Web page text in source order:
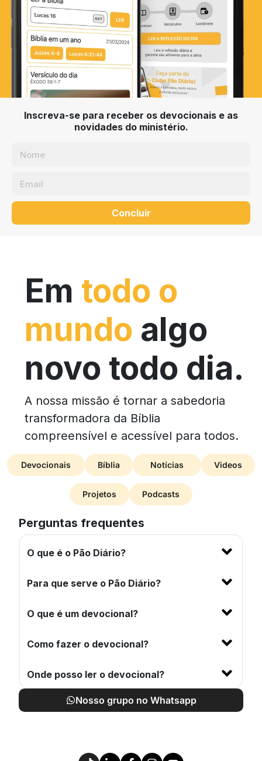
Inscreva-se para receber os devocionais e as
novidades do ministério.
Concluir
Em todo o
mundo algo
novo todo dia.
A nossa missão é tornar a sabedoria
transformadora da Bíblia
compreensível e acessível para todos.
Devocionais Bíblia Notícias Videos
Projetos Podcasts
Perguntas frequentes
O que é o Pão Diário?
Para que serve o Pão Diário?
O que é um devocional?
Como fazer o devocional?
Onde posso ler o devocional?
Nosso grupo no Whatsapp